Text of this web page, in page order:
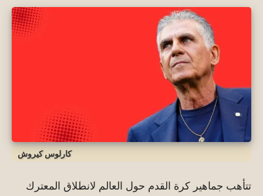
كارلوس كيروش
تتأهب جماهير كرة القدم حول العالم لانطلاق المعترك